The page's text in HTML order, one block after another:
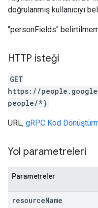
doğrulanmış kullanıcıyı
"personFields"
HTTP isteği
GET
https://
people/*}
URL, gRPC Kod
Yol parametreleri
Parametreler
resourceName